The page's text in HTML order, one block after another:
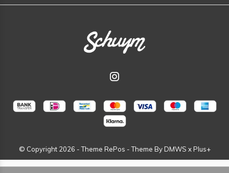
© Copyright 2026 - Theme RePos - Theme ByDMWS xPlus+